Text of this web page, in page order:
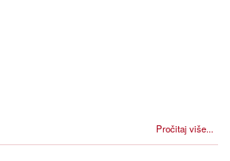
Pročitaj više...